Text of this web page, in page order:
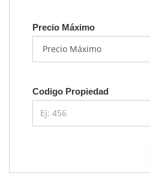
Precio Máximo
Codigo Propiedad